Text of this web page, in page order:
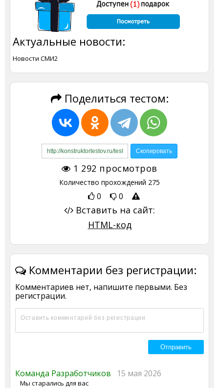
Актуальные новости:
Новости СМИ2
Поделиться тестом:
1 292 просмотров
Количество прохождений 275
0 0
Вставить на сайт:
HTML-код
Комментарии без регистрации:
Комментариев нет, напишите первыми. Без
регистрации.
Команда Разработчиков 15 мая 2026
Мы старались для вас